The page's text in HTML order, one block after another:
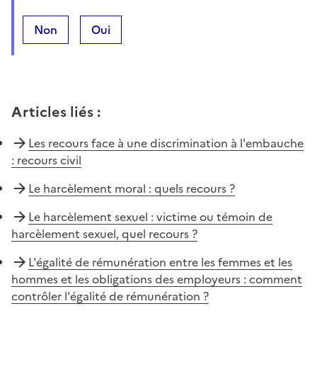
Non Oui
Articles liés :
Les recours face à une discrimination à l'embauche
: recours civil
Le harcèlement moral : quels recours ?
Le harcèlement sexuel : victime ou témoin de
harcèlement sexuel, quel recours ?
L'égalité de rémunération entre les femmes et les
hommes et les obligations des employeurs : comment
contrôler l'égalité de rémunération ?